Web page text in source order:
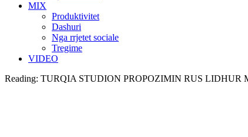
MIX
Produktivitet
Dashuri
Nga rrjetet sociale
Tregime
VIDEO
Reading: TURQIA STUDION PROPOZIMIN RUS LIDHUR